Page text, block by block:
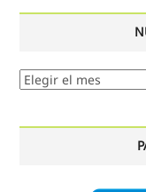
Nuestro